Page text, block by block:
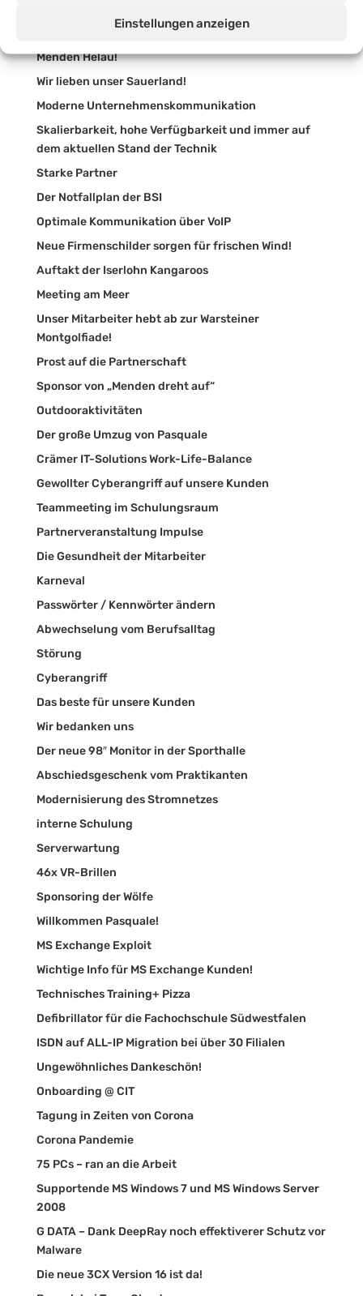
Einstellungen anzeigen
Menden Helau!
Wir lieben unser Sauerland!
Moderne Unternehmenskommunikation
Skalierbarkeit, hohe Verfügbarkeit und immer auf
dem aktuellen Stand der Technik
Starke Partner
Der Notfallplan der BSI
Optimale Kommunikation über VoIP
Neue Firmenschilder sorgen für frischen Wind!
Auftakt der Iserlohn Kangaroos
Meeting am Meer
Unser Mitarbeiter hebt ab zur Warsteiner
Montgolfiade!
Prost auf die Partnerschaft
Sponsor von „Menden dreht auf“
Outdooraktivitäten
Der große Umzug von Pasquale
Crämer IT-Solutions Work-Life-Balance
Gewollter Cyberangriff auf unsere Kunden
Teammeeting im Schulungsraum
Partnerveranstaltung Impulse
Die Gesundheit der Mitarbeiter
Karneval
Passwörter / Kennwörter ändern
Abwechselung vom Berufsalltag
Störung
Cyberangriff
Das beste für unsere Kunden
Wir bedanken uns
Der neue 98″ Monitor in der Sporthalle
Abschiedsgeschenk vom Praktikanten
Modernisierung des Stromnetzes
interne Schulung
Serverwartung
46x VR-Brillen
Sponsoring der Wölfe
Willkommen Pasquale!
MS Exchange Exploit
Wichtige Info für MS Exchange Kunden!
Technisches Training+ Pizza
Defibrillator für die Fachochschule Südwestfalen
ISDN auf ALL-IP Migration bei über 30 Filialen
Ungewöhnliches Dankeschön!
Onboarding @ CIT
Tagung in Zeiten von Corona
Corona Pandemie
75 PCs – ran an die Arbeit
Supportende MS Windows 7 und MS Windows Server
2008
G DATA – Dank DeepRay noch effektiverer Schutz vor
Malware
Die neue 3CX Version 16 ist da!